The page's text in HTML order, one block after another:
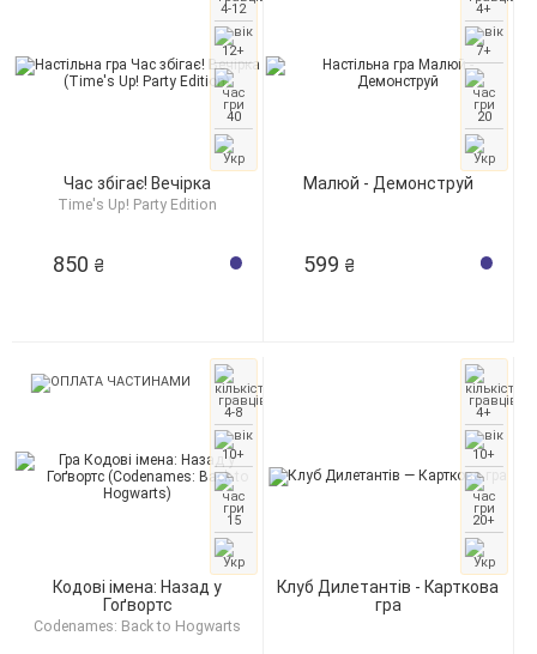
Час збігає! Вечірка
Time's Up! Party Edition
4-12
12+
40
850 ₴
Малюй - Демонструй
4+
7+
20
599 ₴
Кодові імена: Назад у
Гоґвортс
Codenames: Back to Hogwarts
4-8
10+
15
Клуб Дилетантів - Карткова
гра
4+
10+
20+